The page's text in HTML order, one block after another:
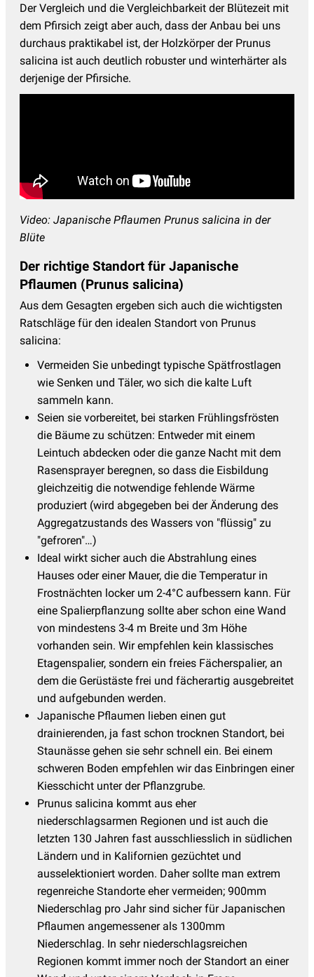
Der Vergleich und die Vergleichbarkeit der Blütezeit mit
dem Pfirsich zeigt aber auch, dass der Anbau bei uns
durchaus praktikabel ist, der Holzkörper der Prunus
salicina ist auch deutlich robuster und winterhärter als
derjenige der Pfirsiche.
Video: Japanische Pflaumen Prunus salicina in der
Blüte
Der richtige Standort für Japanische
Pflaumen (Prunus salicina)
Aus dem Gesagten ergeben sich auch die wichtigsten
Ratschläge für den idealen Standort von Prunus
salicina:
Vermeiden Sie unbedingt typische Spätfrostlagen
wie Senken und Täler, wo sich die kalte Luft
sammeln kann.
Seien sie vorbereitet, bei starken Frühlingsfrösten
die Bäume zu schützen: Entweder mit einem
Leintuch abdecken oder die ganze Nacht mit dem
Rasensprayer beregnen, so dass die Eisbildung
gleichzeitig die notwendige fehlende Wärme
produziert (wird abgegeben bei der Änderung des
Aggregatzustands des Wassers von "flüssig" zu
"gefroren"…)
Ideal wirkt sicher auch die Abstrahlung eines
Hauses oder einer Mauer, die die Temperatur in
Frostnächten locker um 2-4°C aufbessern kann. Für
eine Spalierpflanzung sollte aber schon eine Wand
von mindestens 3-4 m Breite und 3m Höhe
vorhanden sein. Wir empfehlen kein klassisches
Etagenspalier, sondern ein freies Fächerspalier, an
dem die Gerüstäste frei und fächerartig ausgebreitet
und aufgebunden werden.
Japanische Pflaumen lieben einen gut
drainierenden, ja fast schon trocknen Standort, bei
Staunässe gehen sie sehr schnell ein. Bei einem
schweren Boden empfehlen wir das Einbringen einer
Kiesschicht unter der Pflanzgrube.
Prunus salicina kommt aus eher
niederschlagsarmen Regionen und ist auch die
letzten 130 Jahren fast ausschliesslich in südlichen
Ländern und in Kalifornien gezüchtet und
ausselektioniert worden. Daher sollte man extrem
regenreiche Standorte eher vermeiden; 900mm
Niederschlag pro Jahr sind sicher für Japanischen
Pflaumen angemessener als 1300mm
Niederschlag. In sehr niederschlagsreichen
Regionen kommt immer noch der Standort an einer